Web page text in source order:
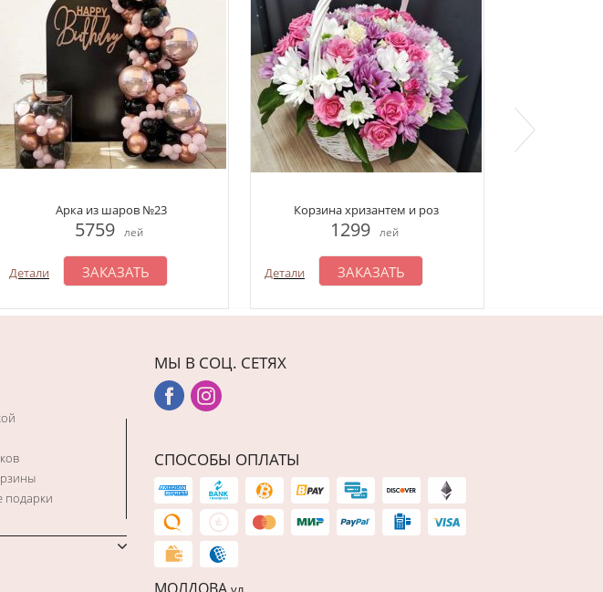
Арка из шаров №23
5759 лей
Детали ЗАКАЗАТЬ
Корзина хризантем и роз
1299 лей
Детали ЗАКАЗАТЬ
подарки
МЫ В СОЦ. СЕТЯХ
СПОСОБЫ ОПЛАТЫ